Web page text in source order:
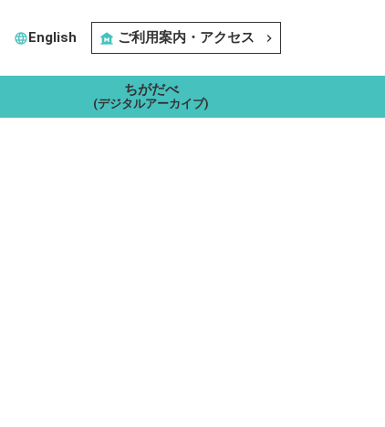
museum ご利用案内・アクセス navigate_next
languageEnglish
ちがだべ
(デジタルアーカイブ)